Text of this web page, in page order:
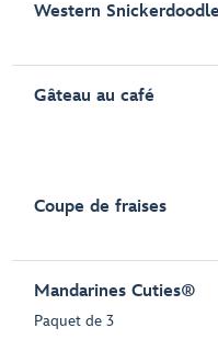
Western
Gâteau au café
Coupe de fraises
Mandarines Cuties®
Paquet de 3